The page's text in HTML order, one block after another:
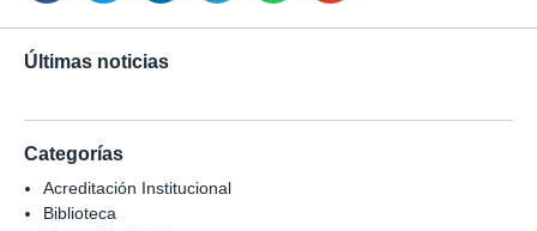
Últimas noticias
Categorías
Acreditación Institucional
Biblioteca